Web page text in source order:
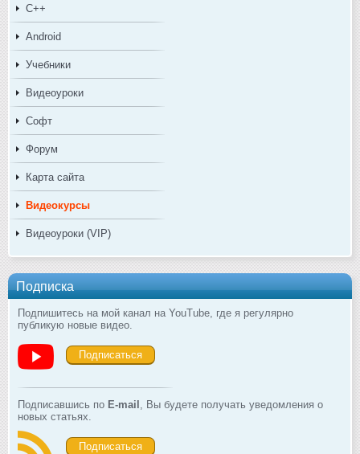
C++
Android
Учебники
Видеоуроки
Софт
Форум
Карта сайта
Видеокурсы
Видеоуроки (VIP)
Подписка
Подпишитесь на мой канал на YouTube, где я регулярно
публикую новые видео.
Подписаться
Подписавшись по E-mail , Вы будете получать уведомления о
новых статьях.
Подписаться